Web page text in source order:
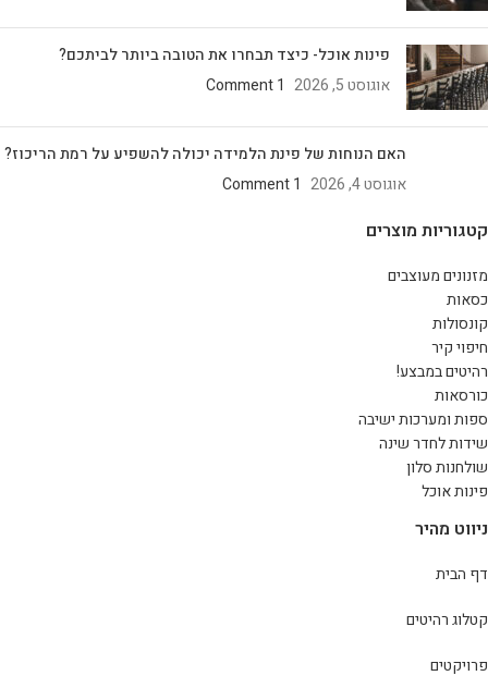
פינות אוכל- כיצד תבחרו את הטובה ביותר לביתכם?
אוגוסט 5, 2026
1 Comment
האם הנוחות של פינת הלמידה יכולה להשפיע על רמת הריכוז?
אוגוסט 4, 2026
1 Comment
קטגוריות מוצרים
מזנונים מעוצבים
כסאות
קונסולות
חיפוי קיר
רהיטים במבצע!
כורסאות
ספות ומערכות ישיבה
שידות לחדר שינה
שולחנות סלון
פינות אוכל
ניווט מהיר
דף הבית
קטלוג רהיטים
פרויקטים